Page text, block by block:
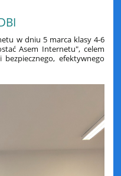
w dniu 5 marca klasy 4-6
Asem Internetu", celem
efektywnego